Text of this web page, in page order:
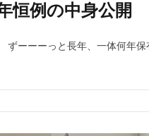
恒例の中身公開
ずーーーっと長年、一体何年